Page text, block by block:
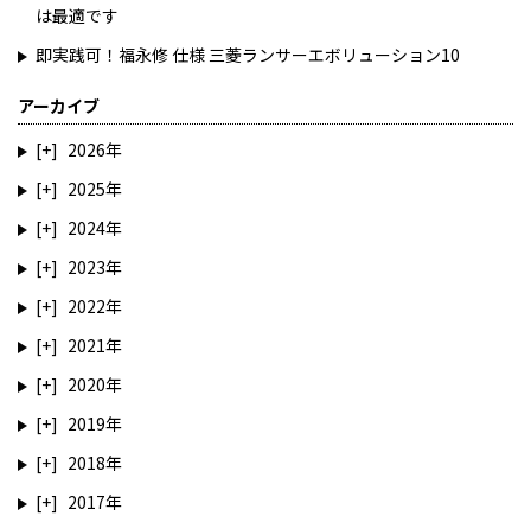
は最適です
即実践可！福永修 仕様 三菱ランサーエボリューション10
アーカイブ
2026
2025
2024
2023
2022
2021
2020
2019
2018
2017